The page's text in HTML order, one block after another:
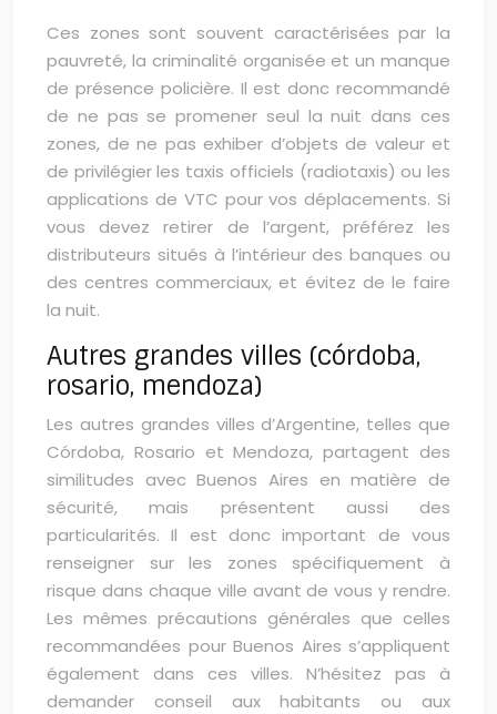
Ces zones sont souvent caractérisées par la
pauvreté, la criminalité organisée et un manque
de présence policière. Il est donc recommandé
de ne pas se promener seul la nuit dans ces
zones, de ne pas exhiber d’objets de valeur et
de privilégier les taxis officiels (radiotaxis) ou les
applications de VTC pour vos déplacements. Si
vous devez retirer de l’argent, préférez les
distributeurs situés à l’intérieur des banques ou
des centres commerciaux, et évitez de le faire
la nuit.
Autres grandes villes (córdoba,
rosario, mendoza)
Les autres grandes villes d’Argentine, telles que
Córdoba, Rosario et Mendoza, partagent des
similitudes avec Buenos Aires en matière de
sécurité, mais présentent aussi des
particularités. Il est donc important de vous
renseigner sur les zones spécifiquement à
risque dans chaque ville avant de vous y rendre.
Les mêmes précautions générales que celles
recommandées pour Buenos Aires s’appliquent
également dans ces villes. N’hésitez pas à
demander conseil aux habitants ou aux